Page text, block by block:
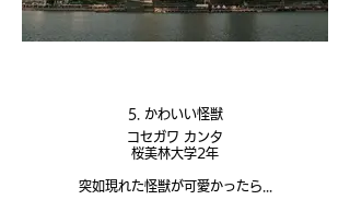
5. かわいい怪獣
コセガワ カンタ
桜美林大学2年
突如現れた怪獣が可愛かったら...